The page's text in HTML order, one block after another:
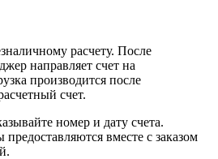
расчету. После
направляет счет на
производится после
счет.
номер и дату счета.
вместе с заказом